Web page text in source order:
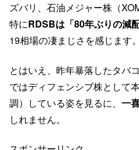
ズバリ、石油メジャー株（
特にRDSBは「80年ぶりの減
19相場の凄まじさを感じます。
とはいえ、昨年暴落したタバ
ではディフェンシブ株として
調）している姿を見るに、 一
しれません。